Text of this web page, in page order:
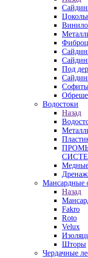
Под
Водостоки
Назад
Мансардные
Назад
Fakro
Roto
Velux
Шторы
Чердачные